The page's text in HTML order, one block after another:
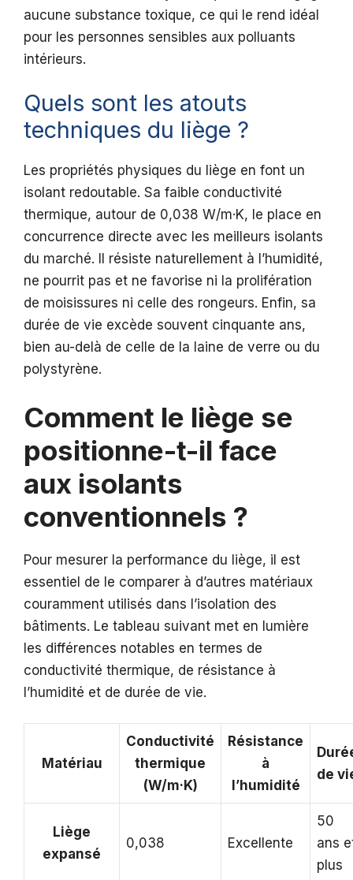
aucune substance toxique, ce qui le rend idéal
pour les personnes sensibles aux polluants
intérieurs.
Quels sont les atouts
techniques du liège ?
Les propriétés physiques du liège en font un
isolant redoutable. Sa faible conductivité
thermique, autour de 0,038 W/m·K, le place en
concurrence directe avec les meilleurs isolants
du marché. Il résiste naturellement à l’humidité,
ne pourrit pas et ne favorise ni la prolifération
de moisissures ni celle des rongeurs. Enfin, sa
durée de vie excède souvent cinquante ans,
bien au-delà de celle de la laine de verre ou du
polystyrène.
Comment le liège se
positionne-t-il face
aux isolants
conventionnels ?
Pour mesurer la performance du liège, il est
essentiel de le comparer à d’autres matériaux
couramment utilisés dans l’isolation des
bâtiments. Le tableau suivant met en lumière
les différences notables en termes de
conductivité thermique, de résistance à
l’humidité et de durée de vie.
Matériau
Conductivité
thermique
(W/m·K)
Résistance
à
l’humidité
de
Liège
expansé
0,038 Excellente
50
ans
plus